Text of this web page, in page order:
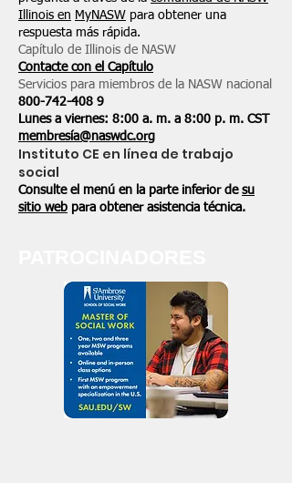
Illinois en MyNASW para obtener una
respuesta más rápida.
Capítulo de Illinois de NASW
Contacte con el Capítulo
Servicios para miembros de la NASW nacional
800-742-408 9
Lunes a viernes: 8:00 a. m. a 8:00 p. m. CST
membresía@naswdc.org
Instituto CE en línea de trabajo
social
Consulte el menú en la parte inferior de su
sitio web para obtener asistencia técnica.